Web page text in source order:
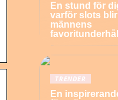
En stund för
varför slots blir
männens
TRENDER
En